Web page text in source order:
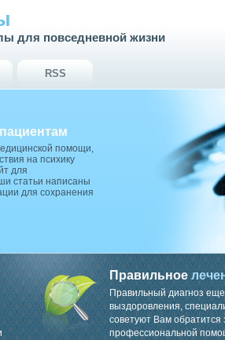
для повседневной жизни
RSS
помощи,
на психику
для
статьи написаны
для сохранения
Правильное
Правильный диагноз
выздоровления,
советуют Вам обратится
профессиональной